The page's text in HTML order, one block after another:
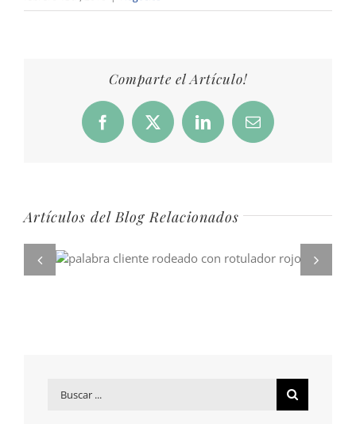
Comparte el Artículo!
Facebook
X LinkedInCorreo
electrónico
Artículos del Blog Relacionados
Buscar